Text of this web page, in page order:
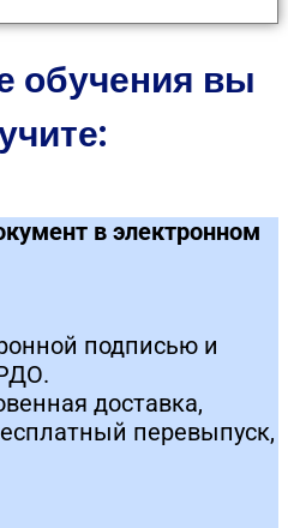
обучения вы
в электронном
подписью и
доставка,
перевыпуск,